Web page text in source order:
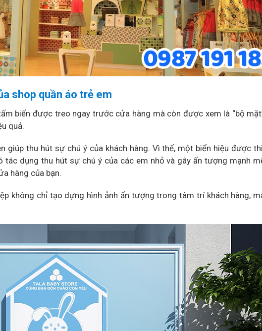
shop quần áo trẻ em
biển được treo ngay trước cửa hàng mà còn được xem là “bộ
quả.
giúp thu hút sự chú ý của khách hàng. Vì thế, một biển hiệu được
tác dụng thu hút sự chú ý của các em nhỏ và gây ấn tượng mạnh
hàng của bạn.
không chỉ tạo dựng hình ảnh ấn tượng trong tâm trí khách hàng,